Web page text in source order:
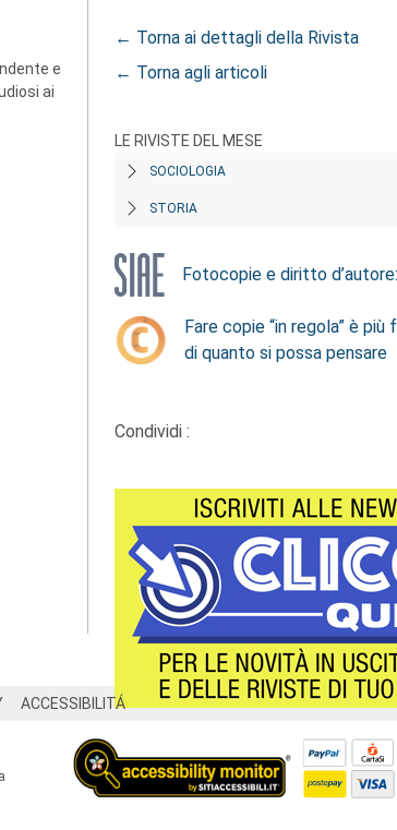
e
ai
← Torna ai dettagli della Rivista
← Torna agli articoli
LE RIVISTE DEL MESE
SOCIOLOGIA
STORIA
Fotocopie e diritto
Fare copie “in regola” è più
di quanto si possa pensare
Condividi :
ACCESSIBILITÁ